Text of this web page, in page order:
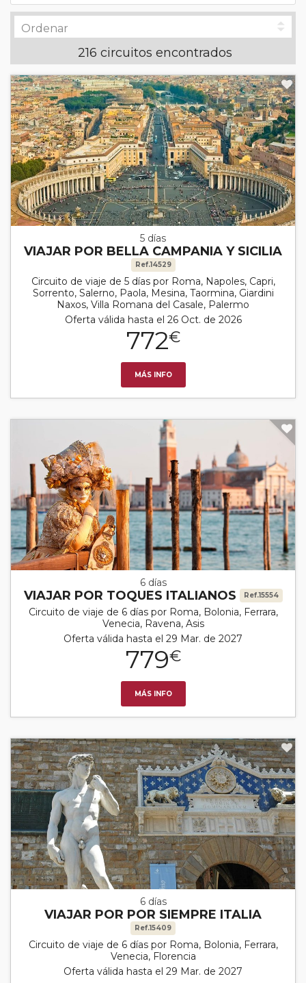
216 circuitos encontrados
5 días
VIAJAR POR BELLA CAMPANIA Y SICILIA
Ref.14529
Circuito de viaje de 5 días por Roma, Napoles, Capri,
Sorrento, Salerno, Paola, Mesina, Taormina, Giardini
Naxos, Villa Romana del Casale, Palermo
Oferta válida hasta el 26 Oct. de 2026
772€
MÁS INFO
6 días
VIAJAR POR TOQUES ITALIANOS Ref.15554
Circuito de viaje de 6 días por Roma, Bolonia, Ferrara,
Venecia, Ravena, Asis
Oferta válida hasta el 29 Mar. de 2027
779€
MÁS INFO
6 días
VIAJAR POR POR SIEMPRE ITALIA
Ref.15409
Circuito de viaje de 6 días por Roma, Bolonia, Ferrara,
Venecia, Florencia
Oferta válida hasta el 29 Mar. de 2027